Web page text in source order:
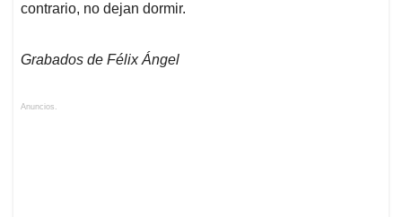
contrario, no dejan dormir.
Grabados de Félix Ángel
Anuncios.